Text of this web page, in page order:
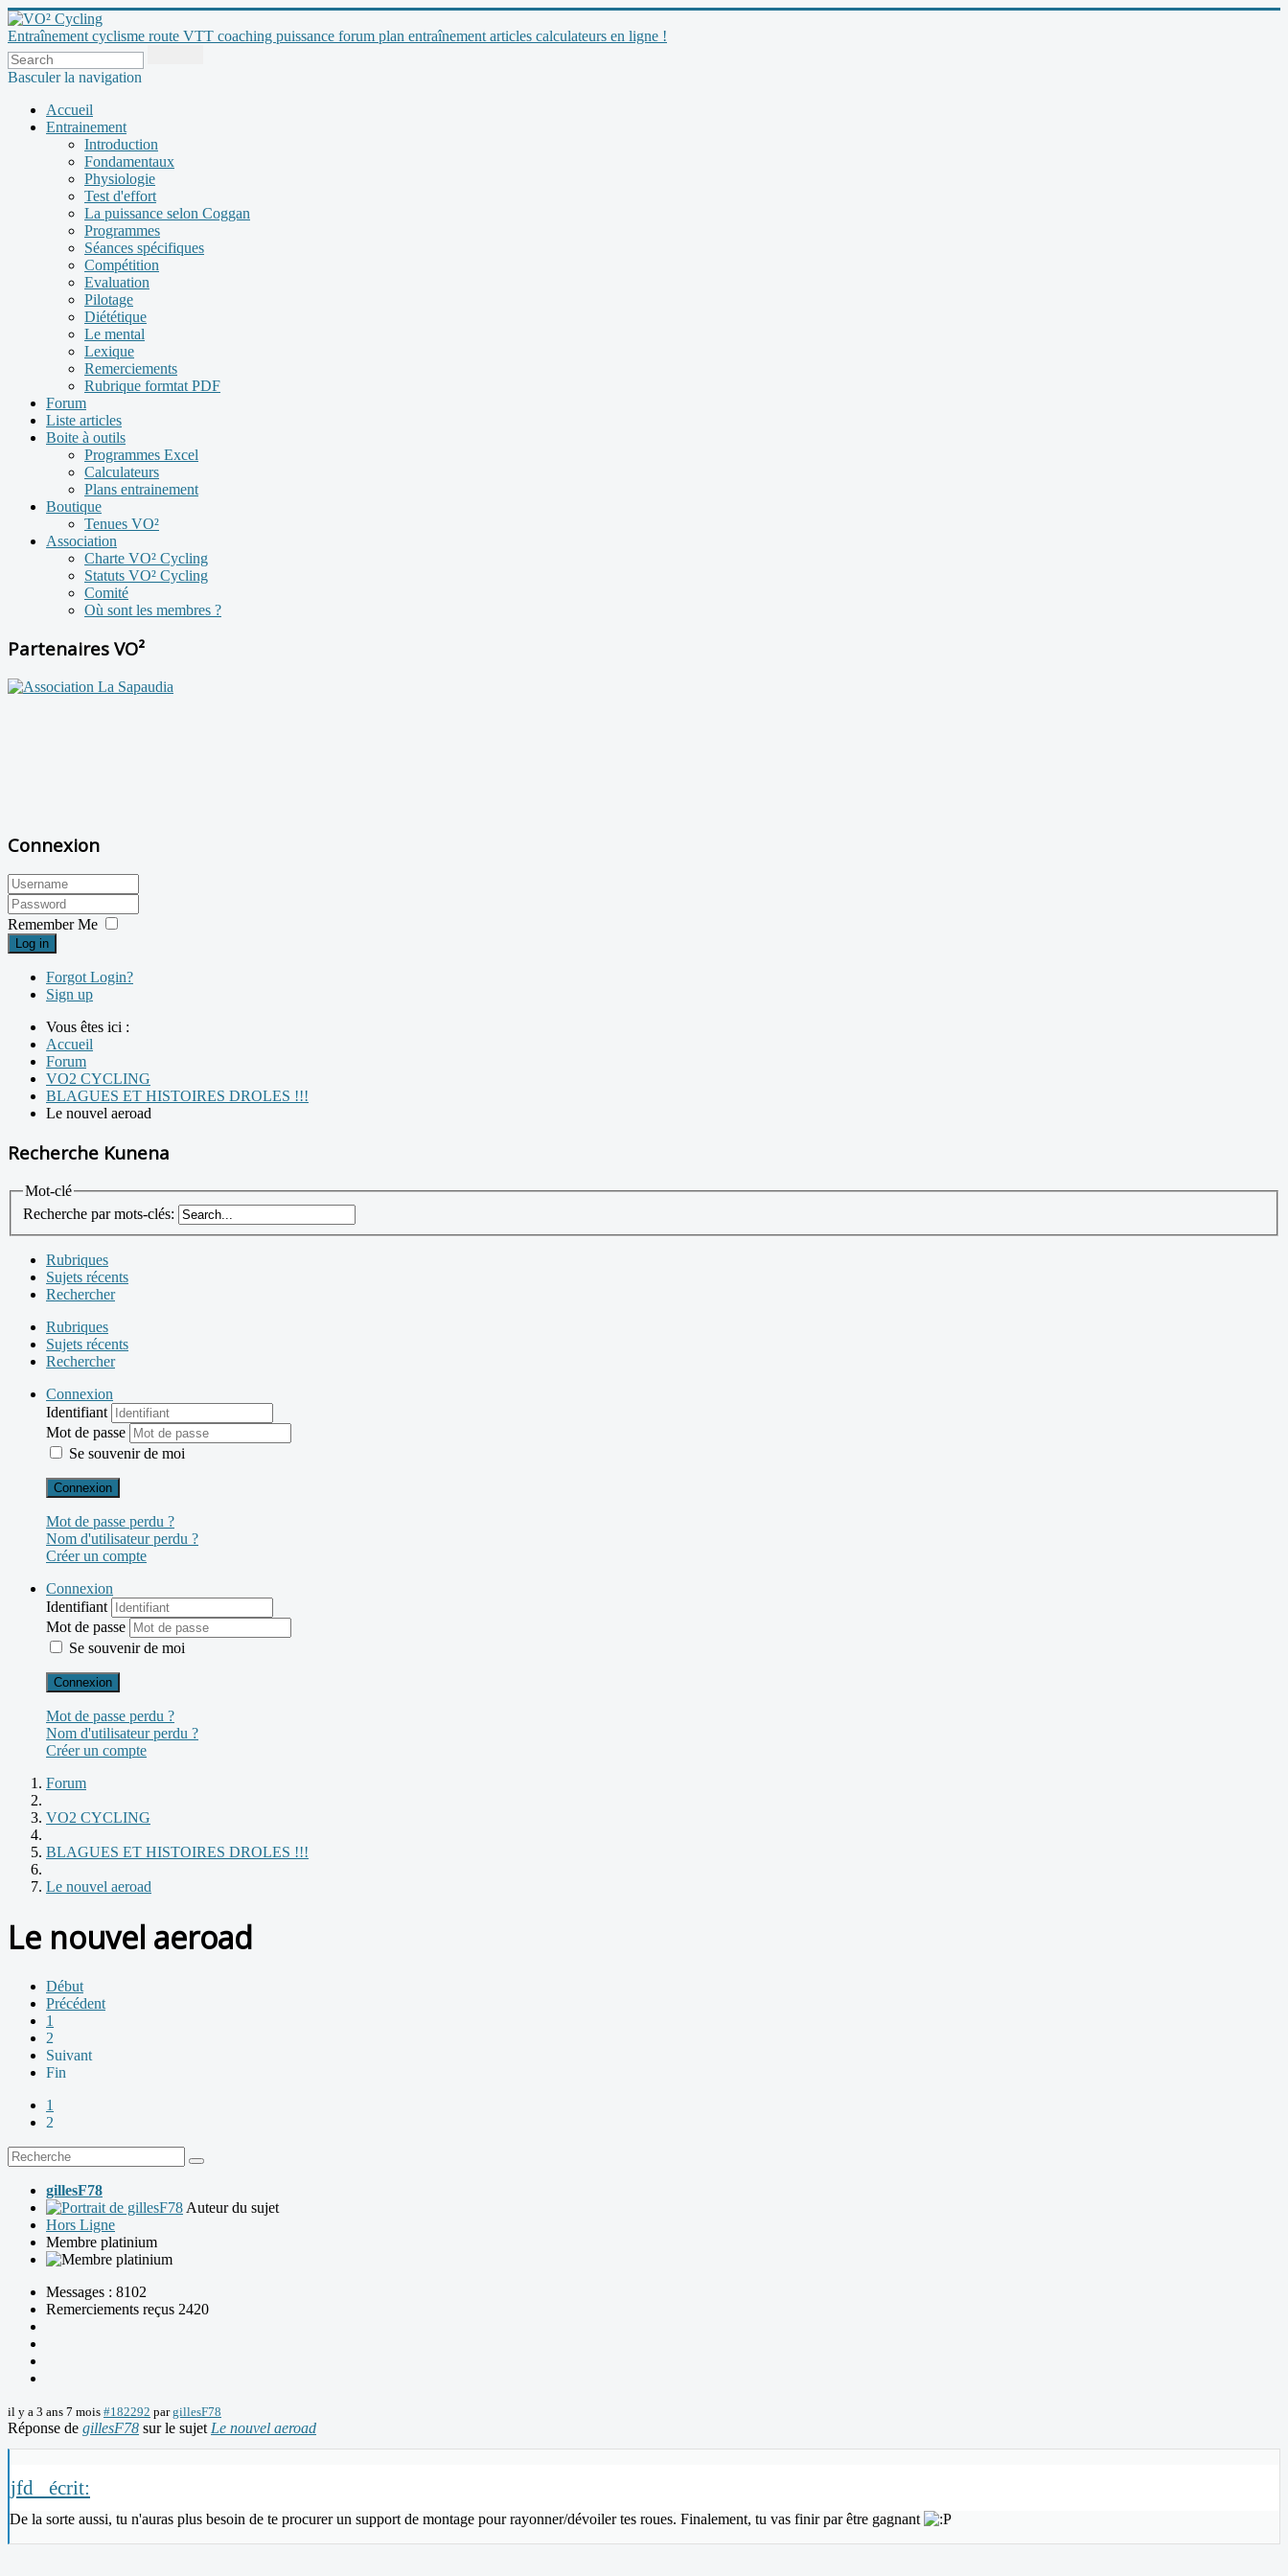
Entraînement cyclisme route VTT coaching puissance forum plan entraînement articles calculateurs en ligne !
Basculer la navigation
Accueil
Entrainement
Introduction
Fondamentaux
Physiologie
Test d'effort
La puissance selon Coggan
Programmes
Séances spécifiques
Compétition
Evaluation
Pilotage
Diététique
Le mental
Lexique
Remerciements
Rubrique formtat PDF
Forum
Liste articles
Boite à outils
Programmes Excel
Calculateurs
Plans entrainement
Boutique
Tenues VO²
Association
Charte VO² Cycling
Statuts VO² Cycling
Comité
Où sont les membres ?
Partenaires VO²
Connexion
Remember Me
Log in
Forgot Login?
Sign up
Vous êtes ici :
Accueil
Forum
VO2 CYCLING
BLAGUES ET HISTOIRES DROLES !!!
Le nouvel aeroad
Recherche Kunena
Mot-clé
Recherche par mots-clés:
Rubriques
Sujets récents
Rechercher
Rubriques
Sujets récents
Rechercher
Connexion
Identifiant
Mot de passe
Se souvenir de moi
Connexion
Mot de passe perdu ?
Nom d'utilisateur perdu ?
Créer un compte
Connexion
Identifiant
Mot de passe
Se souvenir de moi
Connexion
Mot de passe perdu ?
Nom d'utilisateur perdu ?
Créer un compte
Forum
VO2 CYCLING
BLAGUES ET HISTOIRES DROLES !!!
Le nouvel aeroad
Le nouvel aeroad
Début
Précédent
1
2
Suivant
Fin
1
2
gillesF78
Auteur du sujet
Hors Ligne
Membre platinium
Messages : 8102
Remerciements reçus 2420
il y a 3 ans 7 mois #182292 pargillesF78
Réponse de gillesF78 sur le sujet Le nouvel aeroad
jfd_ écrit:
De la sorte aussi, tu n'auras plus besoin de te procurer un support de montage pour rayonner/dévoiler tes roues. Finalement, tu vas finir par être gagnant